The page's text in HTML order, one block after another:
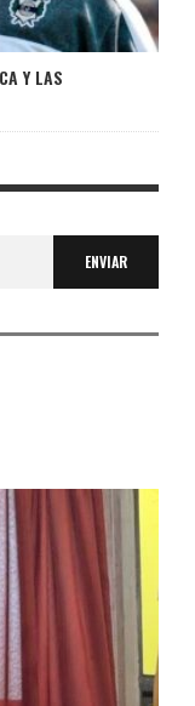
Y LAS